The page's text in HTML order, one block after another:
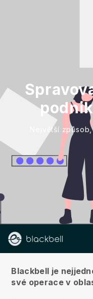
Největší
Blackbell je
své operace v